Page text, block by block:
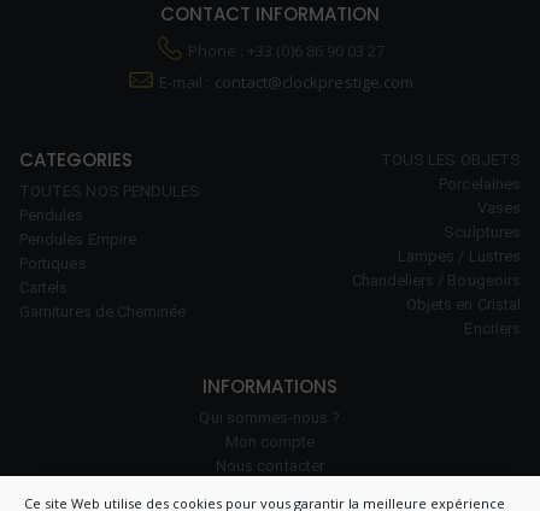
Ce site Web utilise des cookies pour vous garantir la meilleure expérience
CONTACT INFORMATION
Phone : +33 (0)6 86 90 03 27
E-mail : contact@clockprestige.com
CATEGORIES
TOUTES NOS PENDULES
Pendules
Pendules Empire
Portiques
Cartels
Garnitures de Cheminée
TOUS LES OBJETS
Porcelaines
Vases
Sculptures
Lampes / Lustres
Chandeliers / Bougeoirs
Objets en Cristal
Encriers
INFORMATIONS
Qui sommes-nous ?
Mon compte
Nous contacter